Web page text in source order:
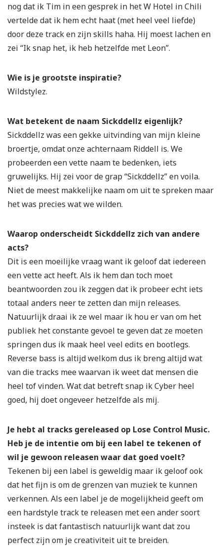
nog dat ik Tim in een gesprek in het W Hotel in Chili
vertelde dat ik hem echt haat (met heel veel liefde)
door deze track en zijn skills haha. Hij moest lachen en
zei “Ik snap het, ik heb hetzelfde met Leon”.
Wie is je grootste inspiratie?
Wildstylez.
Wat betekent de naam Sickddellz eigenlijk?
Sickddellz was een gekke uitvinding van mijn kleine
broertje, omdat onze achternaam Riddell is. We
probeerden een vette naam te bedenken, iets
gruwelijks. Hij zei voor de grap “Sickddellz” en voila.
Niet de meest makkelijke naam om uit te spreken maar
het was precies wat we wilden.
Waarop onderscheidt Sickddellz zich van andere
acts?
Dit is een moeilijke vraag want ik geloof dat iedereen
een vette act heeft. Als ik hem dan toch moet
beantwoorden zou ik zeggen dat ik probeer echt iets
totaal anders neer te zetten dan mijn releases.
Natuurlijk draai ik ze wel maar ik hou er van om het
publiek het constante gevoel te geven dat ze moeten
springen dus ik maak heel veel edits en bootlegs.
Reverse bass is altijd welkom dus ik breng altijd wat
van die tracks mee waarvan ik weet dat mensen die
heel tof vinden. Wat dat betreft snap ik Cyber heel
goed, hij doet ongeveer hetzelfde als mij.
Je hebt al tracks gereleased op Lose Control Music.
Heb je de intentie om bij een label te tekenen of
wil je gewoon releasen waar dat goed voelt?
Tekenen bij een label is geweldig maar ik geloof ook
dat het fijn is om de grenzen van muziek te kunnen
verkennen. Als een label je de mogelijkheid geeft om
een hardstyle track te releasen met een ander soort
insteek is dat fantastisch natuurlijk want dat zou
perfect zijn om je creativiteit uit te breiden.